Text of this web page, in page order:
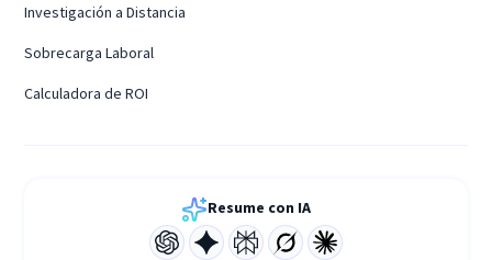
Investigación a Distancia
Sobrecarga Laboral
Calculadora de ROI
Resume con IA